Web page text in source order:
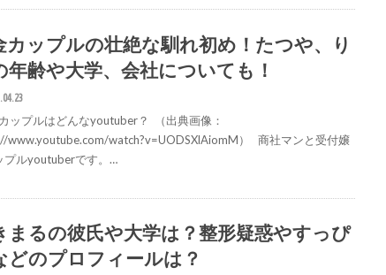
カップルの壮絶な馴れ初め！たつや、り
年齢や大学、会社についても！
ップルはどんなyoutuber？ （出典画像：
www.youtube.com/watch?v=UODSXlAiomM） 商社マンと受付嬢
プルyoutuberです。…
まるの彼氏や大学は？整形疑惑やすっぴ
どのプロフィールは？